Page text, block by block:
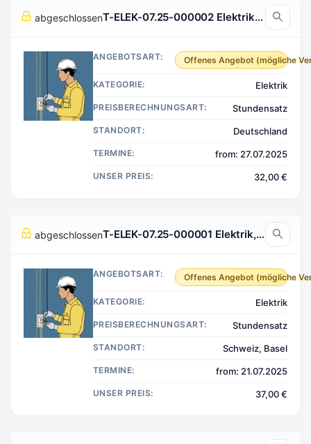
abgeschlossen T-ELEK-07.25-000002 Elektrik, Deutschland
ANGEBOTSART: Offenes Angebot (mögliche
KATEGORIE: Elektrik
PREISBERECHNUNGSART: Stundensatz
STANDORT: Deutschland
TERMINE: from: 27.07.2025
UNSER PREIS: 32,00 €
abgeschlossen T-ELEK-07.25-000001 Elektrik, Basel Schweiz
ANGEBOTSART: Offenes Angebot (mögliche
KATEGORIE: Elektrik
PREISBERECHNUNGSART: Stundensatz
STANDORT: Schweiz, Basel
TERMINE: from: 21.07.2025
UNSER PREIS: 37,00 €